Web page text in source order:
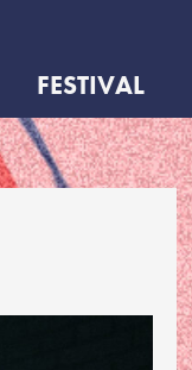
FESTIVAL